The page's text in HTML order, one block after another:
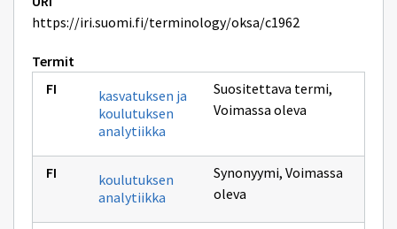
https://iri.suomi.fi/terminology/oksa/c1962
Termit
kasvatuksen ja
koulutuksen
analytiikka
Suositettava termi,
Voimassa oleva
koulutuksen
analytiikka
Synonyymi, Voimassa
oleva